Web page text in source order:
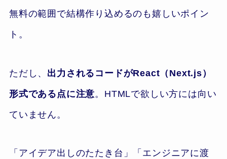
無料の範囲で結構作り込めるのも嬉しいポイン
ト。
ただし、 出力されるコードがReact（Next.js）
形式である点に注意。HTMLで欲しい方には向い
ていません。
「アイデア出しのたたき台」「エンジニアに渡